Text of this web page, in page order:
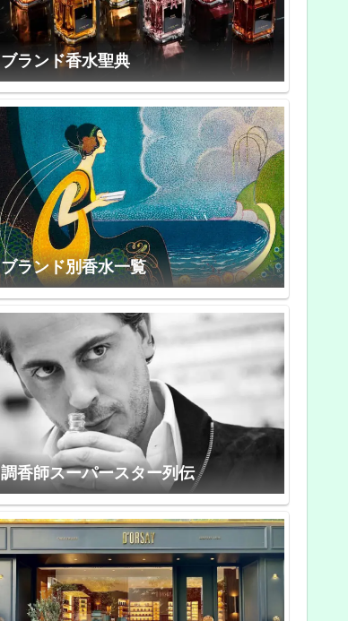
ブランド香水聖典
ブランド別香水一覧
調香師スーパースター列伝